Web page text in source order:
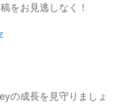
をお見逃しなく！
の成長を見守りましょ